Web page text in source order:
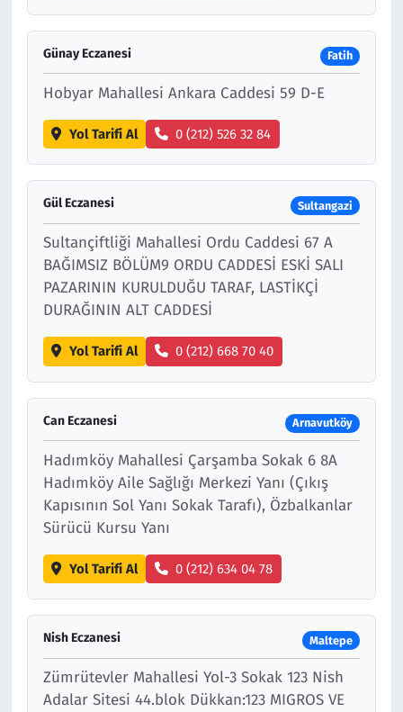
Günay Eczanesi Fatih
Hobyar Mahallesi Ankara Caddesi 59 D-E
Yol Tarifi Al 0 (212) 526 32 84
Gül Eczanesi Sultangazi
Sultançiftliği Mahallesi Ordu Caddesi 67 A
BAĞIMSIZ BÖLÜM9 ORDU CADDESİ ESKİ SALI
PAZARININ KURULDUĞU TARAF, LASTİKÇİ
DURAĞININ ALT CADDESİ
Yol Tarifi Al 0 (212) 668 70 40
Can Eczanesi Arnavutköy
Hadımköy Mahallesi Çarşamba Sokak 6 8A
Hadımköy Aile Sağlığı Merkezi Yanı (Çıkış
Kapısının Sol Yanı Sokak Tarafı), Özbalkanlar
Sürücü Kursu Yanı
Yol Tarifi Al 0 (212) 634 04 78
Nish Eczanesi Maltepe
Zümrütevler Mahallesi Yol-3 Sokak 123 Nish
Adalar Sitesi 44.blok Dükkan:123 MIGROS VE